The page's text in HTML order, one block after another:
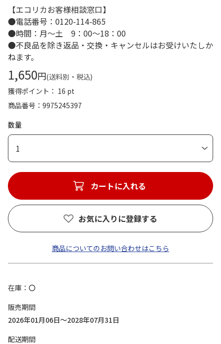
【エコリカお客様相談窓口】
●電話番号：0120-114-865
●時間：月～土 9：00～18：00
●不良品を除き返品・交換・キャンセルはお受けいたしか
ねます。
1,650円(送料別・税込)
獲得ポイント： 16 pt
商品番号
9975245397
数量
1
カートに入れる
お気に入りに登録する
商品についてのお問い合わせはこちら
在庫
〇
販売期間
2026年01月06日～2028年07月31日
配送期間